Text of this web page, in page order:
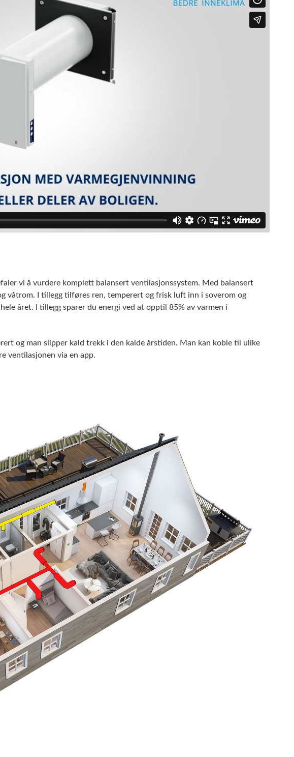
vi å vurdere komplett balansert ventilasjonssystem. Med balansert
våtrom. I tillegg tilføres ren, temperert og frisk luft inn i soverom og
året. I tillegg sparer du energi ved at opptil 85% av varmen i
og man slipper kald trekk i den kalde årstiden. Man kan koble til ulike
ventilasjonen via en app.